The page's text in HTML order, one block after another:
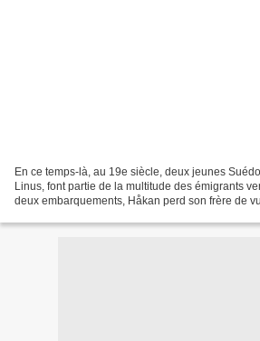
En ce temps-là, au 19e siècle, deux jeunes
Linus, font partie de la multitude des émigrants
deux embarquements, Håkan perd son frère de